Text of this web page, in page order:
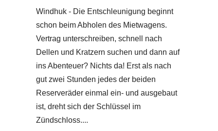
Windhuk - Die Entschleunigung beginnt
schon beim Abholen des Mietwagens.
Vertrag unterschreiben, schnell nach
Dellen und Kratzern suchen und dann auf
ins Abenteuer? Nichts da! Erst als nach
gut zwei Stunden jedes der beiden
Reserveräder einmal ein- und ausgebaut
ist, dreht sich der Schlüssel im
Zündschloss.